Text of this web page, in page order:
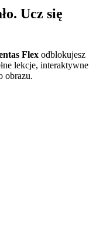
Ucz się
Flex odblokujesz
lekcje, interaktywne
obrazu.